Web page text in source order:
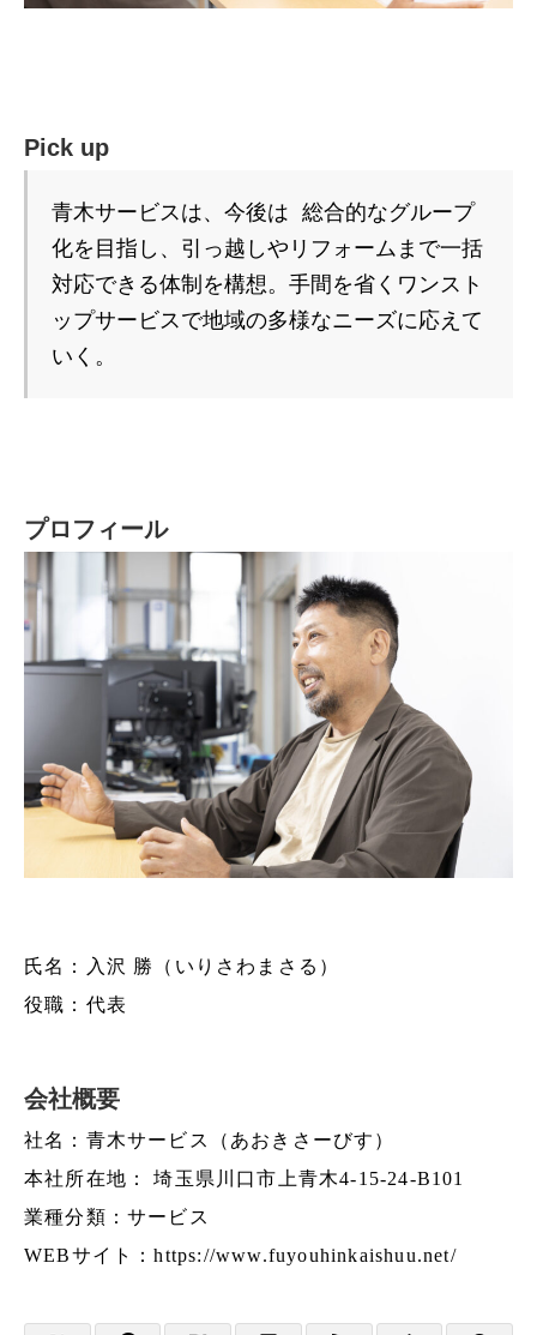
Pick up
青木サービスは、今後は 総合的なグループ
化を目指し、引っ越しやリフォームまで一括
対応できる体制を構想。手間を省くワンスト
ップサービスで地域の多様なニーズに応えて
いく。
プロフィール
氏名：入沢 勝（いりさわまさる）
役職：代表
会社概要
社名：青木サービス（あおきさーびす）
本社所在地： 埼玉県川口市上青木4-15-24-B101
業種分類：サービス
WEBサイト：https://www.fuyouhinkaishuu.net/